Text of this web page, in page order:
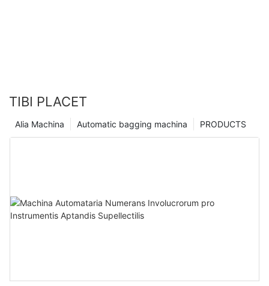
TIBI PLACET
PRODUCTS
Automatic bagging machina
Alia Machina